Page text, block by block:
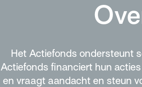
Het Actiefonds ondersteunt
Actiefonds financiert hun
en vraagt aandacht en steun